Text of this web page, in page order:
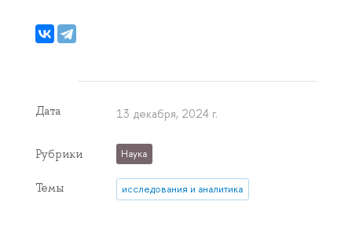
Дата 13 декабря, 2024 г.
Рубрики Наука
Темы исследования и аналитика